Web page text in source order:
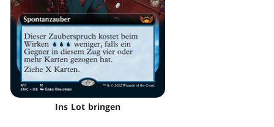
Ins Lot bringen